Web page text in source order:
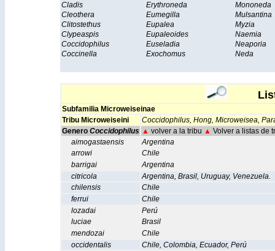
Cladis
Erythroneda
Mononeda
Cleothera
Eumegilla
Mulsantina
Clitostethus
Eupalea
Myzia
Clypeaspis
Eupaleoides
Naemia
Coccidophilus
Euseladia
Neaporia
Coccinella
Exochomus Neda
Lista
SubfamiliaMicroweiseinae
TribuMicroweiseini Coccidophilus, Hong, Microweisea,
GeneroCoccidophilus ▲ volver a la tribu ▲ Volver a listas de
aimogastaensis
Argentina
arrowi
Chile
barrigai
Argentina
citricola
Argentina, Brasil, Uruguay, Venezuela.
chilensis
Chile
ferrui
Chile
lozadai
Perú
luciae
Brasil
mendozai
Chile
occidentalis
Chile, Colombia, Ecuador, Perú